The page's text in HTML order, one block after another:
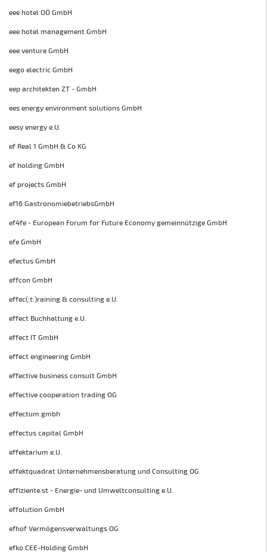
eee hotel OÖ GmbH
eee hotel management GmbH
eee venture GmbH
eego electric GmbH
eep architekten ZT - GmbH
ees energy environment solutions GmbH
eesy energy e.U.
ef Real 1 GmbH & Co KG
ef holding GmbH
ef projects GmbH
ef16 GastronomiebetriebsGmbH
ef4fe - European Forum for Future Economy gemeinnützige GmbH
efe GmbH
efectus GmbH
effcon GmbH
effec(:t:)raining & consulting e.U.
effect Buchhaltung e.U.
effect IT GmbH
effect engineering GmbH
effective business consult GmbH
effective cooperation trading OG
effectum gmbh
effectus capital GmbH
effektarium e.U.
effektquadrat Unternehmensberatung und Consulting OG
effiziente.st - Energie- und Umweltconsulting e.U.
effolution GmbH
efhof Vermögensverwaltungs OG
efko CEE-Holding GmbH